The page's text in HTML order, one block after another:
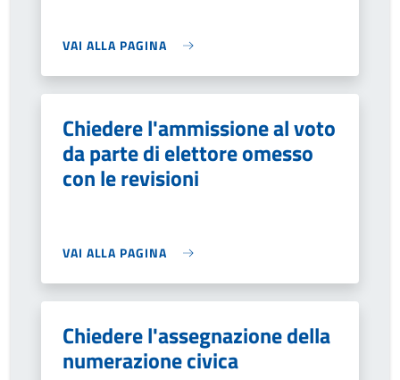
VAI ALLA PAGINA
Chiedere l'ammissione al voto
da parte di elettore omesso
con le revisioni
VAI ALLA PAGINA
Chiedere l'assegnazione della
numerazione civica